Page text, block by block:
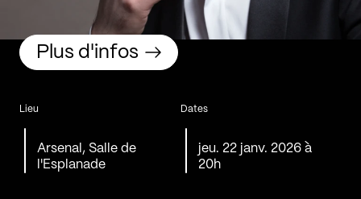
Lieu
Arsenal, Salle de
l'Esplanade
Dates
jeu. 22 janv. 2026 à
20h
Plus d'infos